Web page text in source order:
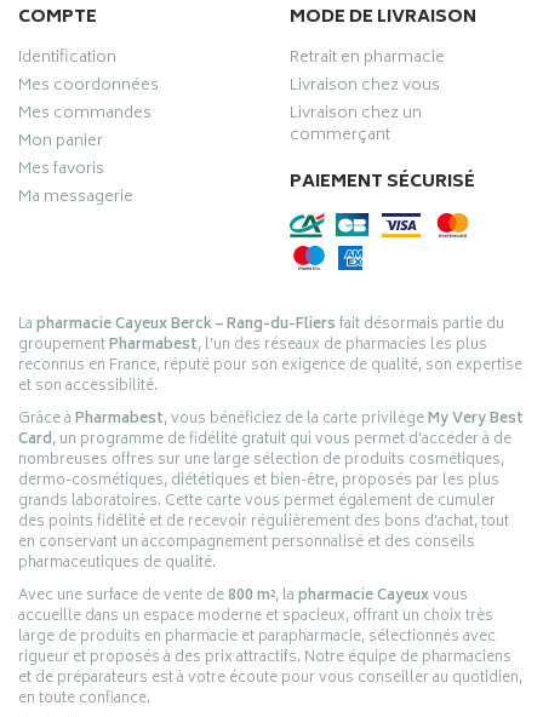
COMPTE
Identification
Mes coordonnées
Mes commandes
Mon panier
Mes favoris
Ma messagerie
MODE DE LIVRAISON
Retrait en pharmacie
Livraison chez vous
Livraison chez un
commerçant
PAIEMENT SÉCURISÉ
Lapharmacie Cayeux Berck – Rang-du-Fliersfait désormais partie du
groupementPharmabest, l’un des réseaux de pharmacies les plus
reconnus en France, réputé pour son exigence de qualité, son expertise
et son accessibilité.
Grâce àPharmabest, vous bénéficiez de la carte privilègeMy Very Best
Card, un programme de fidélité gratuit qui vous permet d’accéder à de
nombreuses offres sur une large sélection de produits cosmétiques,
dermo-cosmétiques, diététiques et bien-être, proposés par les plus
grands laboratoires. Cette carte vous permet également de cumuler
des points fidélité et de recevoir régulièrement des bons d’achat, tout
en conservant un accompagnement personnalisé et des conseils
pharmaceutiques de qualité.
Avec une surface de vente de800 m², lapharmacie Cayeuxvous
accueille dans un espace moderne et spacieux, offrant un choix très
large de produits en pharmacie et parapharmacie, sélectionnés avec
rigueur et proposés à des prix attractifs. Notre équipe de pharmaciens
et de préparateurs est à votre écoute pour vous conseiller au quotidien,
en toute confiance.